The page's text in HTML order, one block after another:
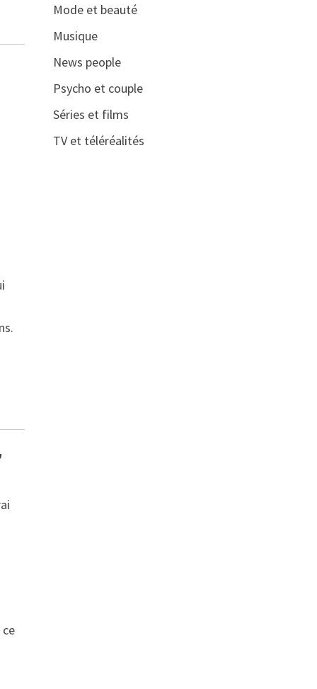
Mode et beauté
Musique
News people
Psycho et couple
Séries et films
TV et téléréalités